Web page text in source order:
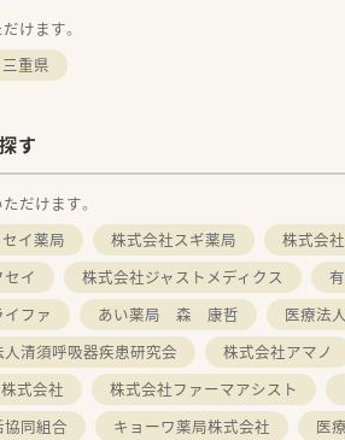
けます。
三重県
す
だけます。
イ薬局 株式会社スギ薬局 株式会
イ 株式会社ジャストメディクス
ファ あい薬局 森 康哲 医療法
人清須呼吸器疾患研究会 株式会社アマノ
式会社 株式会社ファーマアシスト
同組合 キョーワ薬局株式会社 医